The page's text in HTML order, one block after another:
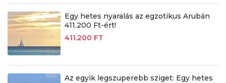
Egy hetes nyaralás az egzotikus Arubán
411.200 Ft-ért!
411.200 FT
Az egyik legszuperebb sziget: Egy hetes